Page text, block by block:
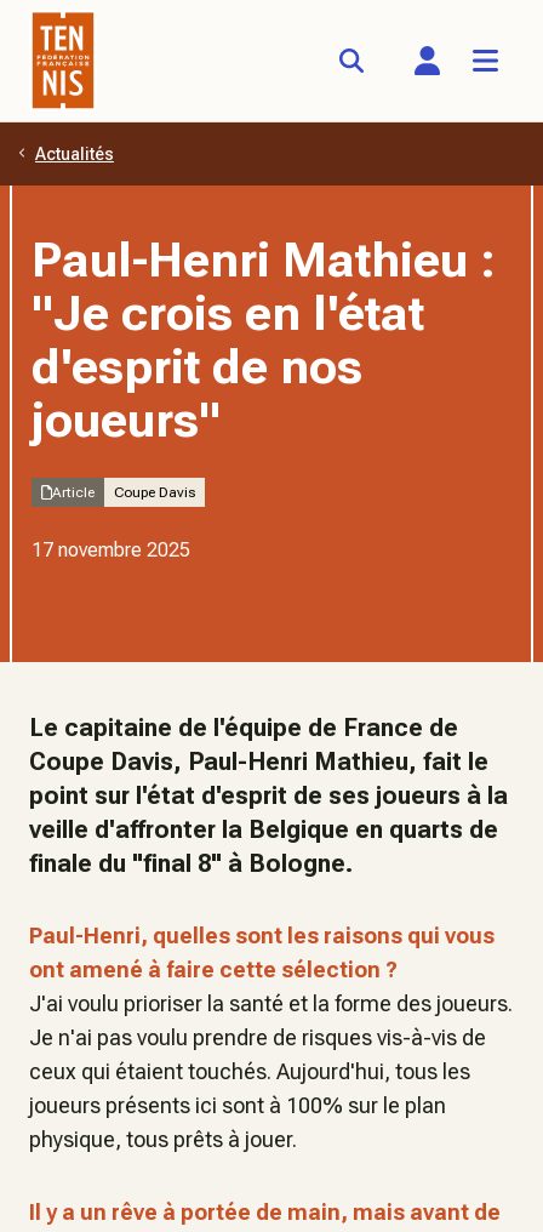
Aller au contenu principal
Actualités
Paul-Henri Mathieu :
"Je crois en l'état
d'esprit de nos
joueurs"
Article Coupe Davis
17 novembre 2025
Le capitaine de l'équipe de France de
Coupe Davis, Paul-Henri Mathieu, fait le
point sur l'état d'esprit de ses joueurs à la
veille d'affronter la Belgique en quarts de
finale du "final 8" à Bologne.
Paul-Henri, quelles sont les raisons qui vous
ont amené à faire cette sélection ?
J'ai voulu prioriser la santé et la forme des joueurs.
Je n'ai pas voulu prendre de risques vis-à-vis de
ceux qui étaient touchés. Aujourd'hui, tous les
joueurs présents ici sont à 100% sur le plan
physique, tous prêts à jouer.
Il y a un rêve à portée de main, mais avant de